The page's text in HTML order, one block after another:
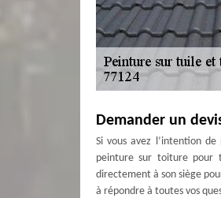
Demander un
Si vous avez l’intention
peinture sur toiture pour
directement à son siège
à répondre à toutes vos